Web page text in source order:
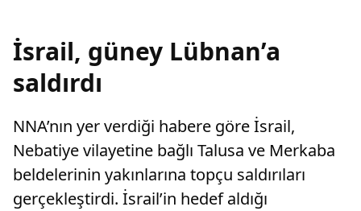
İsrail, güney Lübnan’a
saldırdı
NNA’nın yer verdiği habere göre İsrail,
Nebatiye vilayetine bağlı Talusa ve Merkaba
beldelerinin yakınlarına topçu saldırıları
gerçekleştirdi. İsrail’in hedef aldığı